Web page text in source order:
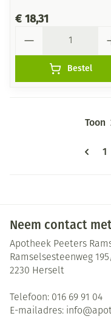
€ 18,31
Bestel
1
Toon
Neem contact
Apotheek Peeters
Ramselsesteenweg
2230 Herselt
Telefoon: 016 69 91 04
E-mailadres: info@